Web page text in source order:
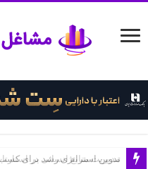
مدیریت منابع انسانی در